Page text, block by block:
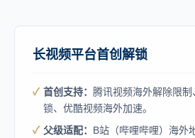
长视频平台首创解锁
首创支持：
腾讯视频海外解除限
锁、优酷视频海外加速。
父级适配： B站（哔哩哔哩）海外